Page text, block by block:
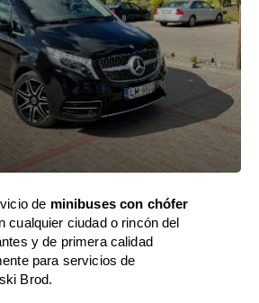
de minibuses con chófer
cualquier ciudad o rincón del
y de primera calidad
para servicios de
Brod.